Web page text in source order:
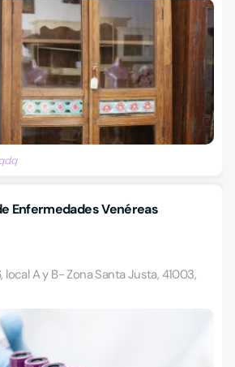
Enfermedades Venéreas
local A y B- Zona Santa Justa, 41003,